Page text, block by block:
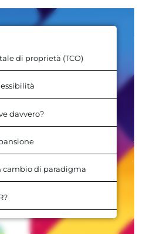
di proprietà (TCO)
davvero?
cambio di paradigma